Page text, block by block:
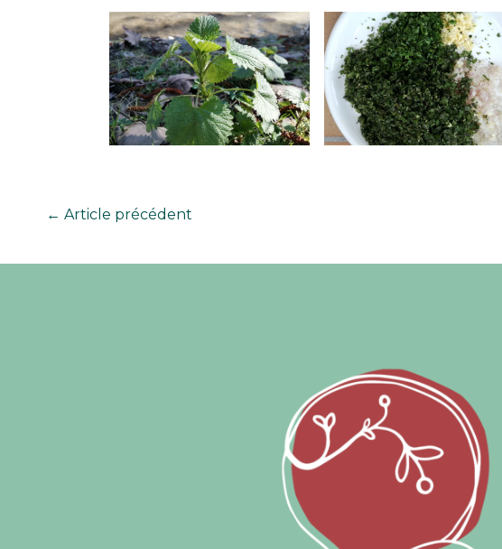
← Article précédent